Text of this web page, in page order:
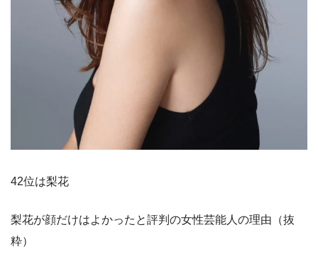
42位は梨花
梨花が顔だけはよかったと評判の女性芸能人の理由（抜
粋）